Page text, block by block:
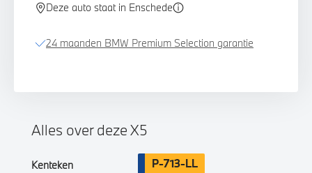
Deze auto staat in Enschede
24 maanden BMW Premium Selection garantie
Alles over deze X5
Kenteken P-713-LL